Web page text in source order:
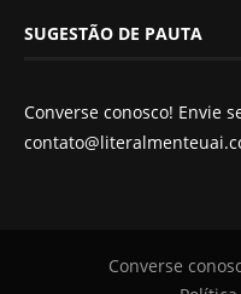
SUGESTÃO DE PAUTA
Converse conosco! Envie
Converse